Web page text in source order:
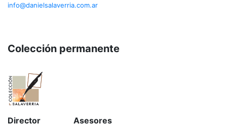
info@danielsalaverria.com.ar
Colección permanente
Director Asesores